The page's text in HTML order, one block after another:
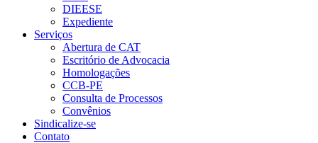
DIEESE
Expediente
Serviços
Abertura de CAT
Escritório de Advocacia
Homologações
CCB-PE
Consulta de Processos
Convênios
Sindicalize-se
Contato